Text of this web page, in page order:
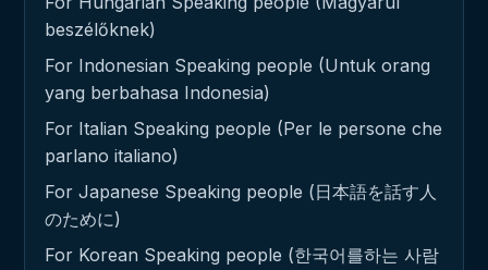
beszélőknek)
For Indonesian Speaking people (Untuk orang
yang berbahasa Indonesia)
For Italian Speaking people (Per le persone che
parlano italiano)
For Japanese Speaking people (日本語を話す人
のために)
For Korean Speaking people (한국어를하는 사람